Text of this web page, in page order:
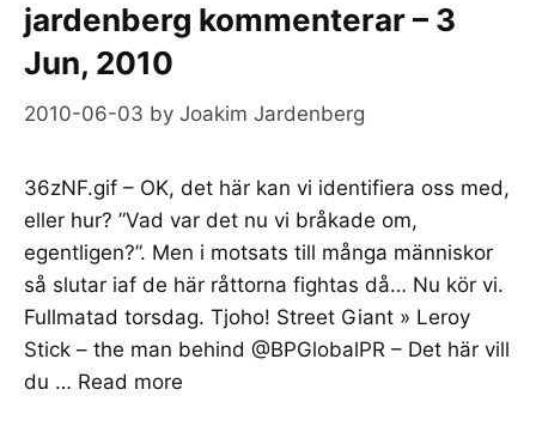
jardenberg kommenterar – 3
Jun, 2010
2010-06-03 by Joakim Jardenberg
36zNF.gif – OK, det här kan vi identifiera oss med,
eller hur? ”Vad var det nu vi bråkade om,
egentligen?”. Men i motsats till många människor
så slutar iaf de här råttorna fightas då… Nu kör vi.
Fullmatad torsdag. Tjoho! Street Giant » Leroy
Stick – the man behind @BPGlobalPR – Det här vill
du … Read more